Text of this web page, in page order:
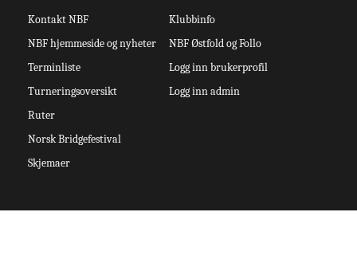
Kontakt NBF
NBF hjemmeside og nyheter
Terminliste
Turneringsoversikt
Ruter
Norsk Bridgefestival
Skjemaer
Klubbinfo
NBF Østfold og Follo
Logg inn brukerprofil
Logg inn admin